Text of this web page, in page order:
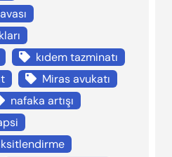
kıdem tazminatı
Miras avukatı
nafaka artışı